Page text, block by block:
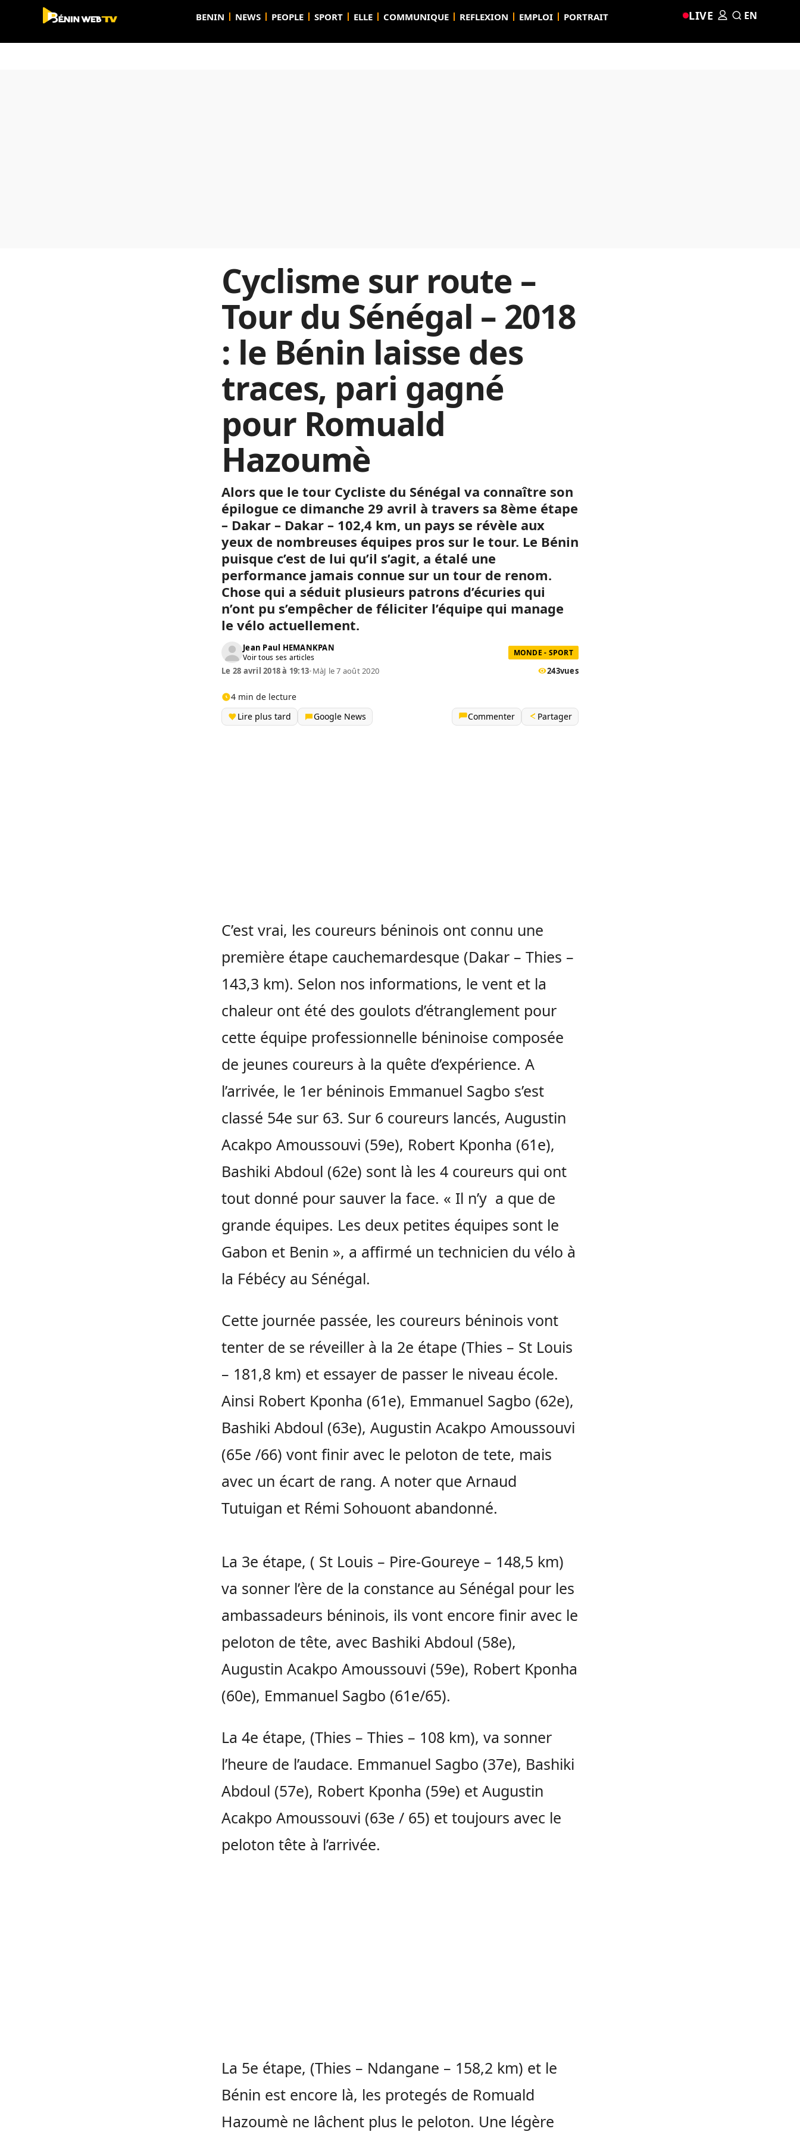
BENIN NEWS PEOPLE SPORT ELLE COMMUNIQUE REFLEXION EMPLOI PORTRAIT LIVE EN
Cyclisme sur route –
Tour du Sénégal – 2018
: le Bénin laisse des
traces, pari gagné
pour Romuald
Hazoumè
Alors que le tour Cycliste du Sénégal va connaître son
épilogue ce dimanche 29 avril à travers sa 8ème étape
– Dakar – Dakar – 102,4 km, un pays se révèle aux
yeux de nombreuses équipes pros sur le tour. Le Bénin
puisque c’est de lui qu’il s’agit, a étalé une
performance jamais connue sur un tour de renom.
Chose qui a séduit plusieurs patrons d’écuries qui
n’ont pu s’empêcher de féliciter l’équipe qui manage
le vélo actuellement.
Jean Paul HEMANKPAN
Voir tous ses articles MONDE - SPORT
Le 28 avril 2018 à 19:13•MàJ le 7 août 2020 243vues
4 min de lecture
Lire plus tard
Google News Commenter Partager
C’est vrai, les coureurs béninois ont connu une
première étape cauchemardesque (Dakar – Thies –
143,3 km). Selon nos informations, le vent et la
chaleur ont été des goulots d’étranglement pour
cette équipe professionnelle béninoise composée
de jeunes coureurs à la quête d’expérience. A
l’arrivée, le 1er béninois Emmanuel Sagbo s’est
classé 54e sur 63. Sur 6 coureurs lancés, Augustin
Acakpo Amoussouvi (59e), Robert Kponha (61e),
Bashiki Abdoul (62e) sont là les 4 coureurs qui ont
tout donné pour sauver la face. « Il n’y a que de
grande équipes. Les deux petites équipes sont le
Gabon et Benin », a affirmé un technicien du vélo à
la Fébécy au Sénégal.
Cette journée passée, les coureurs béninois vont
tenter de se réveiller à la 2e étape (Thies – St Louis
– 181,8 km) et essayer de passer le niveau école.
Ainsi Robert Kponha (61e), Emmanuel Sagbo (62e),
Bashiki Abdoul (63e), Augustin Acakpo Amoussouvi
(65e /66) vont finir avec le peloton de tete, mais
avec un écart de rang. A noter que Arnaud
Tutuigan et Rémi Sohouont abandonné.
La 3e étape, ( St Louis – Pire-Goureye – 148,5 km)
va sonner l’ère de la constance au Sénégal pour les
ambassadeurs béninois, ils vont encore finir avec le
peloton de tête, avec Bashiki Abdoul (58e),
Augustin Acakpo Amoussouvi (59e), Robert Kponha
(60e), Emmanuel Sagbo (61e/65).
La 4e étape, (Thies – Thies – 108 km), va sonner
l’heure de l’audace. Emmanuel Sagbo (37e), Bashiki
Abdoul (57e), Robert Kponha (59e) et Augustin
Acakpo Amoussouvi (63e / 65) et toujours avec le
peloton tête à l’arrivée.
La 5e étape, (Thies – Ndangane – 158,2 km) et le
Bénin est encore là, les protegés de Romuald
Hazoumè ne lâchent plus le peloton. Une légère